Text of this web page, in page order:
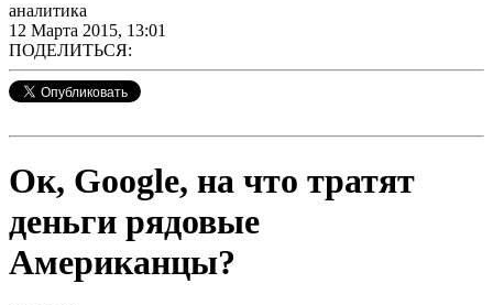
аналитика
12 Марта 2015, 13:01
ПОДЕЛИТЬСЯ:
Ок, Google, на что тратят
деньги рядовые
Американцы?